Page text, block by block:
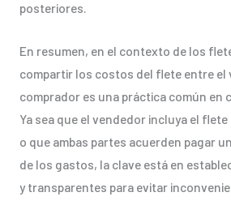
posteriores.
En resumen, en el contexto de los
compartir los costos del flete entre el
comprador es una práctica común en
Ya sea que el vendedor incluya el
o que ambas partes acuerden pagar
de los gastos, la clave está en
y transparentes para evitar